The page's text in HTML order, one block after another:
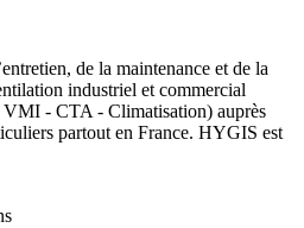
de la maintenance et de la
industriel et commercial
- CTA - Climatisation) auprès
partout en France. HYGIS est